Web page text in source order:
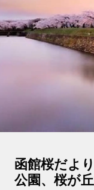
函館桜だよ
公園、桜が